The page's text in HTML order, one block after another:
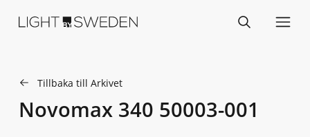
Tillbaka till Arkivet
Novomax 340 50003-001